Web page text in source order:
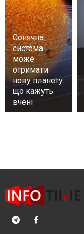
Сонячна
система
може
отримати
нову планету:
що кажуть
вчені